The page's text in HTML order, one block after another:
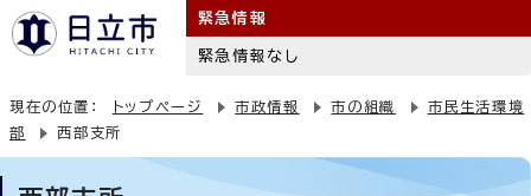
緊急情報
緊急情報なし
現在の位置： トップページ 市政情報 市の組織
市民生活環境
部
西部支所